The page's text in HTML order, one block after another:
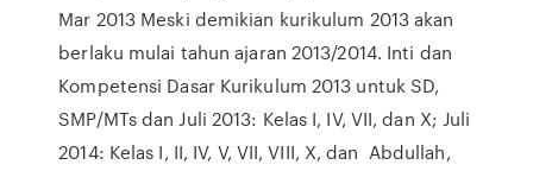
Mar 2013 Meski demikian kurikulum 2013 akan
berlaku mulai tahun ajaran 2013/2014. Inti dan
Kompetensi Dasar Kurikulum 2013 untuk SD,
SMP/MTs dan Juli 2013: Kelas I, IV, VII, dan X; Juli
2014: Kelas I, II, IV, V, VII, VIII, X, dan Abdullah,